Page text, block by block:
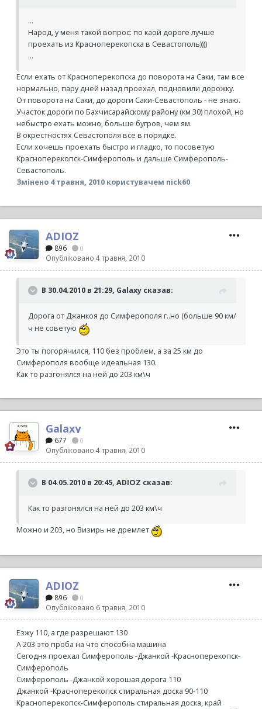
...
Народ, у меня такой вопрос: по каой дороге лучше
проехать из Красноперекопска в Севастополь))))
...
Если ехать от Красноперекопска до поворота на Саки, там все
нормально, пару дней назад проехал, подновили дорожку.
От поворота на Саки, до дороги Саки-Севастополь - не знаю.
Участок дороги по Бахчисарайскому району (км 30) плохой, но
небыстро ехать можно, больше бугров, чем ям.
В окрестностях Севастополя все в порядке.
Если хочешь проехать быстро и гладко, то посоветую
Красноперекопск-Симферополь и дальше Симферополь-
Севастополь.
Змінено 4 травня, 2010 користувачем nick60
ADIOZ
896 0
Опубліковано 4 травня, 2010
В 30.04.2010 в 21:29, Galaxy сказав:
Дорога от Джанкоя до Симферополя г..но (больше 90 км/
ч не советую
Это ты погорячился, 110 без проблем, а за 25 км до
Симферополя вообще идеальная 130.
Как то разгонялся на ней до 203 км\ч
Galaxy
677 0
Опубліковано 4 травня, 2010
В 04.05.2010 в 20:45, ADIOZ сказав:
Как то разгонялся на ней до 203 км\ч
Можно и 203, но Визирь не дремлет
ADIOZ
896 0
Опубліковано 6 травня, 2010
Езжу 110, а где разрешают 130
А 203 это проба на что способна машина
Сегодня проехал Симферополь -Джанкой -Красноперекопск-
Симферополь
Симферополь -Джанкой хорошая дорога 110
Джанкой -Красноперекопск стиральная доска 90-110
Красноперекопск-Симферополь стиральная доска, край